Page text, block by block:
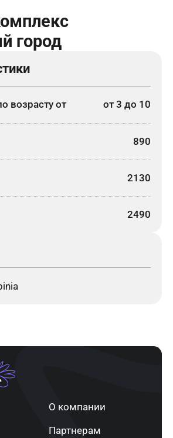
город
возрасту от от 3 до 10
890
2130
2490
О компании
Партнерам